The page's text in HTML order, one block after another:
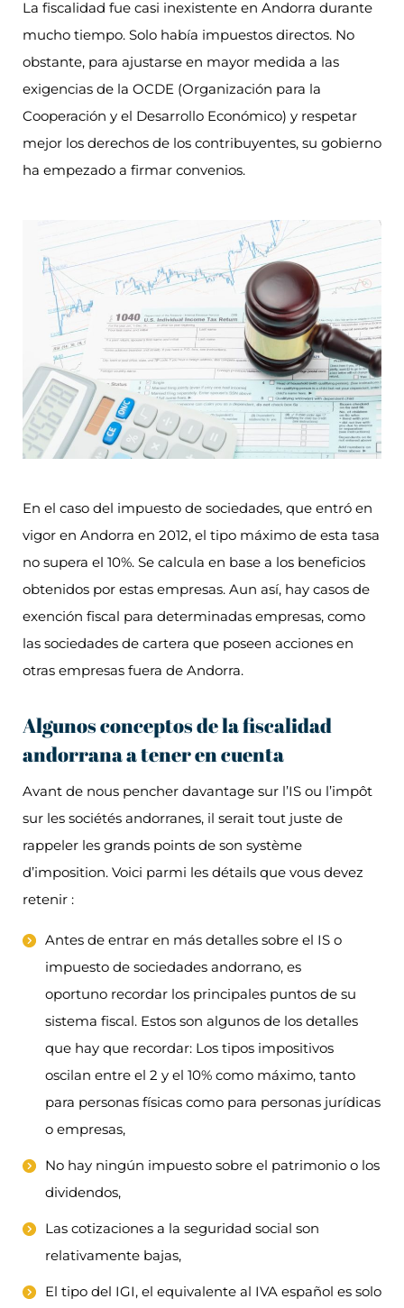
La fiscalidad fue casi inexistente en Andorra durante
mucho tiempo. Solo había impuestos directos. No
obstante, para ajustarse en mayor medida a las
exigencias de la OCDE (Organización para la
Cooperación y el Desarrollo Económico) y respetar
mejor los derechos de los contribuyentes, su gobierno
ha empezado a firmar convenios.
En el caso del impuesto de sociedades, que entró en
vigor en Andorra en 2012, el tipo máximo de esta tasa
no supera el 10%. Se calcula en base a los beneficios
obtenidos por estas empresas. Aun así, hay casos de
exención fiscal para determinadas empresas, como
las sociedades de cartera que poseen acciones en
otras empresas fuera de Andorra.
Algunos conceptos de la fiscalidad
andorrana a tener en cuenta
Avant de nous pencher davantage sur l’IS ou l’impôt
sur les sociétés andorranes, il serait tout juste de
rappeler les grands points de son système
d’imposition. Voici parmi les détails que vous devez
retenir :
Antes de entrar en más detalles sobre el IS o
impuesto de sociedades andorrano, es
oportuno recordar los principales puntos de su
sistema fiscal. Estos son algunos de los detalles
que hay que recordar: Los tipos impositivos
oscilan entre el 2 y el 10% como máximo, tanto
para personas físicas como para personas jurídicas
o empresas,
No hay ningún impuesto sobre el patrimonio o los
dividendos,
Las cotizaciones a la seguridad social son
relativamente bajas,
El tipo del IGI, el equivalente al IVA español es solo